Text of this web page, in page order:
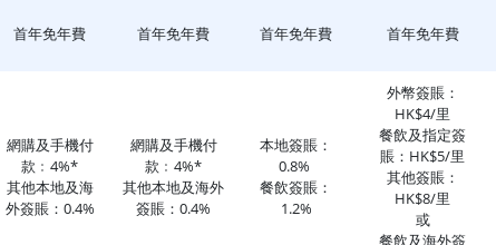
首年免年費 首年免年費 首年免年費 首年免年費
網購及手機付
款﹕4%*
其他本地及海
外簽賬：0.4%
網購及手機付
款﹕4%*
其他本地及海外
簽賬：0.4%
本地簽賬：
0.8%
餐飲簽賬：
1.2%
外幣簽賬：
HK$4/里
餐飲及指定簽
賬：HK$5/里
其他簽賬：
HK$8/里
或
餐飲及海外簽